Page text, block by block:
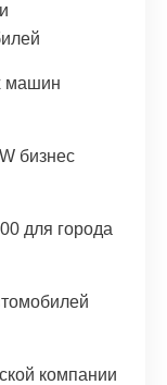
машин
бизнес
для города
компании